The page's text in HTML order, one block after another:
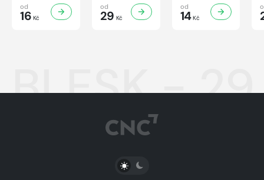
od
16 Kč
od
29 Kč
od
14Kč
BLESK -
PŘEPNOUT SVĚTLÝ/TMAVÝ REŽIM